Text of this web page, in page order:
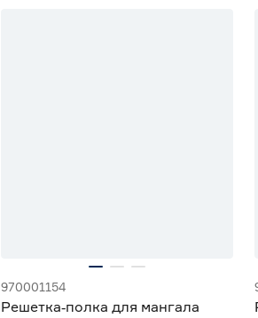
970001154
Решетка‑полка для мангала